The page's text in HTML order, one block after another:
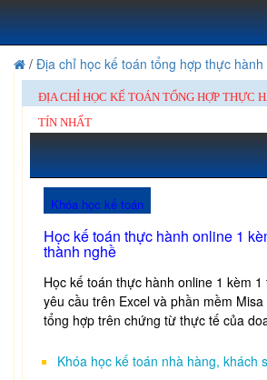
/ Địa chỉ học kế toán tổng hợp thực
ĐỊA CHỈ HỌC KẾ TOÁN TỔNG HỢP THỰC
TÍN NHẤT
Khóa học kế toán
Học kế toán thực hành online 1
thành nghề
Học kế toán thực hành online 1 kèm
yêu cầu trên Excel và phần mềm
tổng hợp trên chứng từ thực tế của
Khóa học kế toán nhà hàng, khách